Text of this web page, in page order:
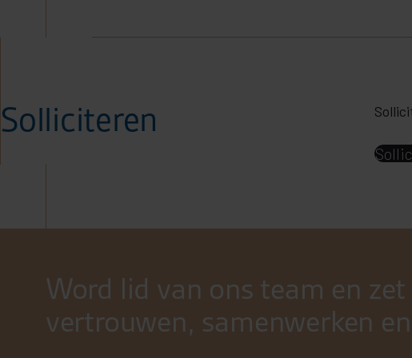
Solliciteren
Word lid van ons team en
vertrouwen, samenwerken